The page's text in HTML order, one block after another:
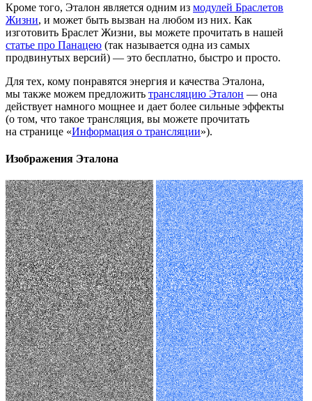
Кроме того, Эталон является одним из модулей Браслетов
Жизни, и может быть вызван на любом из них. Как
изготовить Браслет Жизни, вы можете прочитать в нашей
статье про Панацею (так называется одна из самых
продвинутых версий) — это бесплатно, быстро и просто.
Для тех, кому понравятся энергия и качества Эталона,
мы также можем предложить трансляцию Эталон — она
действует намного мощнее и дает более сильные эффекты
(о том, что такое трансляция, вы можете прочитать
на странице «Информация о трансляции»).
Изображения Эталона